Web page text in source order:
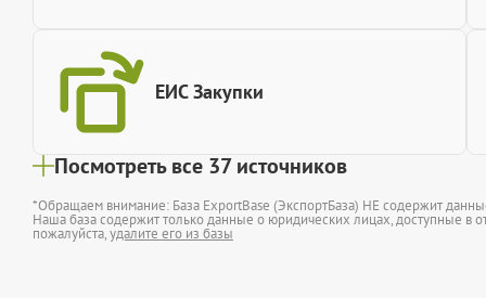
ЕИС Закупки
Посмотреть все 37 источников
*Обращаем внимание: База ExportBase (ЭкспортБаза) НЕ содержит
Наша база содержит только данные о юридических лицах, доступные в
пожалуйста,удалите его из базы